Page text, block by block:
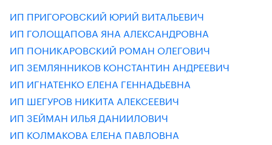
ИП ПРИГОРОВСКИЙ ЮРИЙ ВИТАЛЬЕВИЧ
ИП ГОЛОЩАПОВА ЯНА АЛЕКСАНДРОВНА
ИП ПОНИКАРОВСКИЙ РОМАН ОЛЕГОВИЧ
ИП ЗЕМЛЯННИКОВ КОНСТАНТИН АНДРЕЕВИЧ
ИП ИГНАТЕНКО ЕЛЕНА ГЕННАДЬЕВНА
ИП ШЕГУРОВ НИКИТА АЛЕКСЕЕВИЧ
ИП ЗЕЙМАН ИЛЬЯ ДАНИИЛОВИЧ
ИП КОЛМАКОВА ЕЛЕНА ПАВЛОВНА